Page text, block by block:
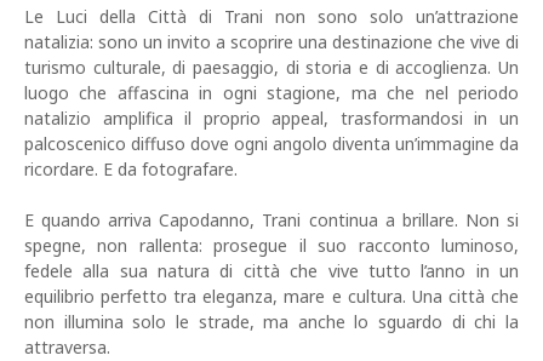
Le Luci della Città di Trani non sono solo un’attrazione
natalizia: sono un invito a scoprire una destinazione che vive di
turismo culturale, di paesaggio, di storia e di accoglienza. Un
luogo che affascina in ogni stagione, ma che nel periodo
natalizio amplifica il proprio appeal, trasformandosi in un
palcoscenico diffuso dove ogni angolo diventa un’immagine da
ricordare. E da fotografare.
E quando arriva Capodanno, Trani continua a brillare. Non si
spegne, non rallenta: prosegue il suo racconto luminoso,
fedele alla sua natura di città che vive tutto l’anno in un
equilibrio perfetto tra eleganza, mare e cultura. Una città che
non illumina solo le strade, ma anche lo sguardo di chi la
attraversa.